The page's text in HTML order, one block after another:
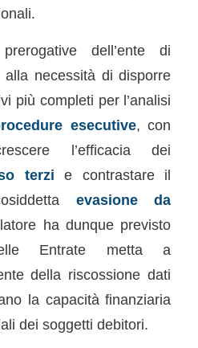
dell’ente di
alla necessità di disporre
più completi per l’analisi
esecutive, con
l’efficacia dei
terzi e contrastare il
evasione da
ha dunque previsto
Entrate metta a
della riscossione dati
la capacità finanziaria
dei soggetti debitori.